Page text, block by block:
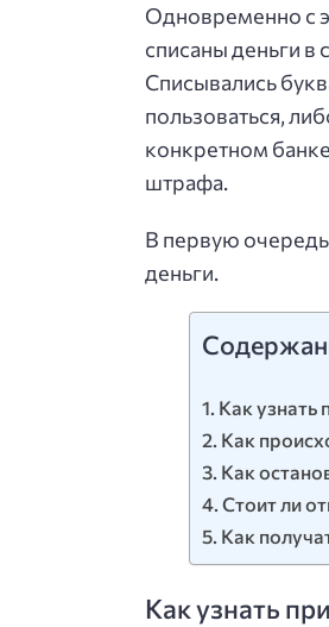
Одновременно с
списаны деньги
Списывались
пользоваться,
конкретном
штрафа.
В первую очередь
деньги.
Как узнать
Как
Как
Стоит ли
Как
Как узнать